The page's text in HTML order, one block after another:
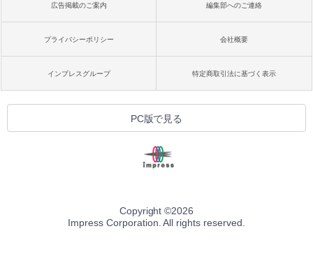
広告掲載のご案内 編集部へのご連絡
プライバシーポリシー 会社概要
インプレスグループ 特定商取引法に基づく表示
PC版で見る
Copyright ©2026
Impress Corporation. All rights reserved.